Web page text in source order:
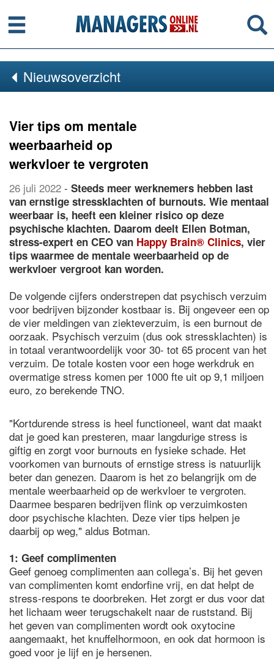
Menu
Nieuwsoverzicht
Vier tips om mentale
weerbaarheid op
werkvloer te vergroten
26 juli 2022 - Steeds meer werknemers hebben last
van ernstige stressklachten of burnouts. Wie mentaal
weerbaar is, heeft een kleiner risico op deze
psychische klachten. Daarom deelt Ellen Botman,
stress-expert en CEO van Happy Brain® Clinics, vier
tips waarmee de mentale weerbaarheid op de
werkvloer vergroot kan worden.
De volgende cijfers onderstrepen dat psychisch verzuim
voor bedrijven bijzonder kostbaar is. Bij ongeveer een op
de vier meldingen van ziekteverzuim, is een burnout de
oorzaak. Psychisch verzuim (dus ook stressklachten) is
in totaal verantwoordelijk voor 30- tot 65 procent van het
verzuim. De totale kosten voor een hoge werkdruk en
overmatige stress komen per 1000 fte uit op 9,1 miljoen
euro, zo berekende TNO.
"Kortdurende stress is heel functioneel, want dat maakt
dat je goed kan presteren, maar langdurige stress is
giftig en zorgt voor burnouts en fysieke schade. Het
voorkomen van burnouts of ernstige stress is natuurlijk
beter dan genezen. Daarom is het zo belangrijk om de
mentale weerbaarheid op de werkvloer te vergroten.
Daarmee besparen bedrijven flink op verzuimkosten
door psychische klachten. Deze vier tips helpen je
daarbij op weg," aldus Botman.
1: Geef complimenten
Geef genoeg complimenten aan collega’s. Bij het geven
van complimenten komt endorfine vrij, en dat helpt de
stress-respons te doorbreken. Het zorgt er dus voor dat
het lichaam weer terugschakelt naar de ruststand. Bij
het geven van complimenten wordt ook oxytocine
aangemaakt, het knuffelhormoon, en ook dat hormoon is
goed voor je lijf en je hersenen.